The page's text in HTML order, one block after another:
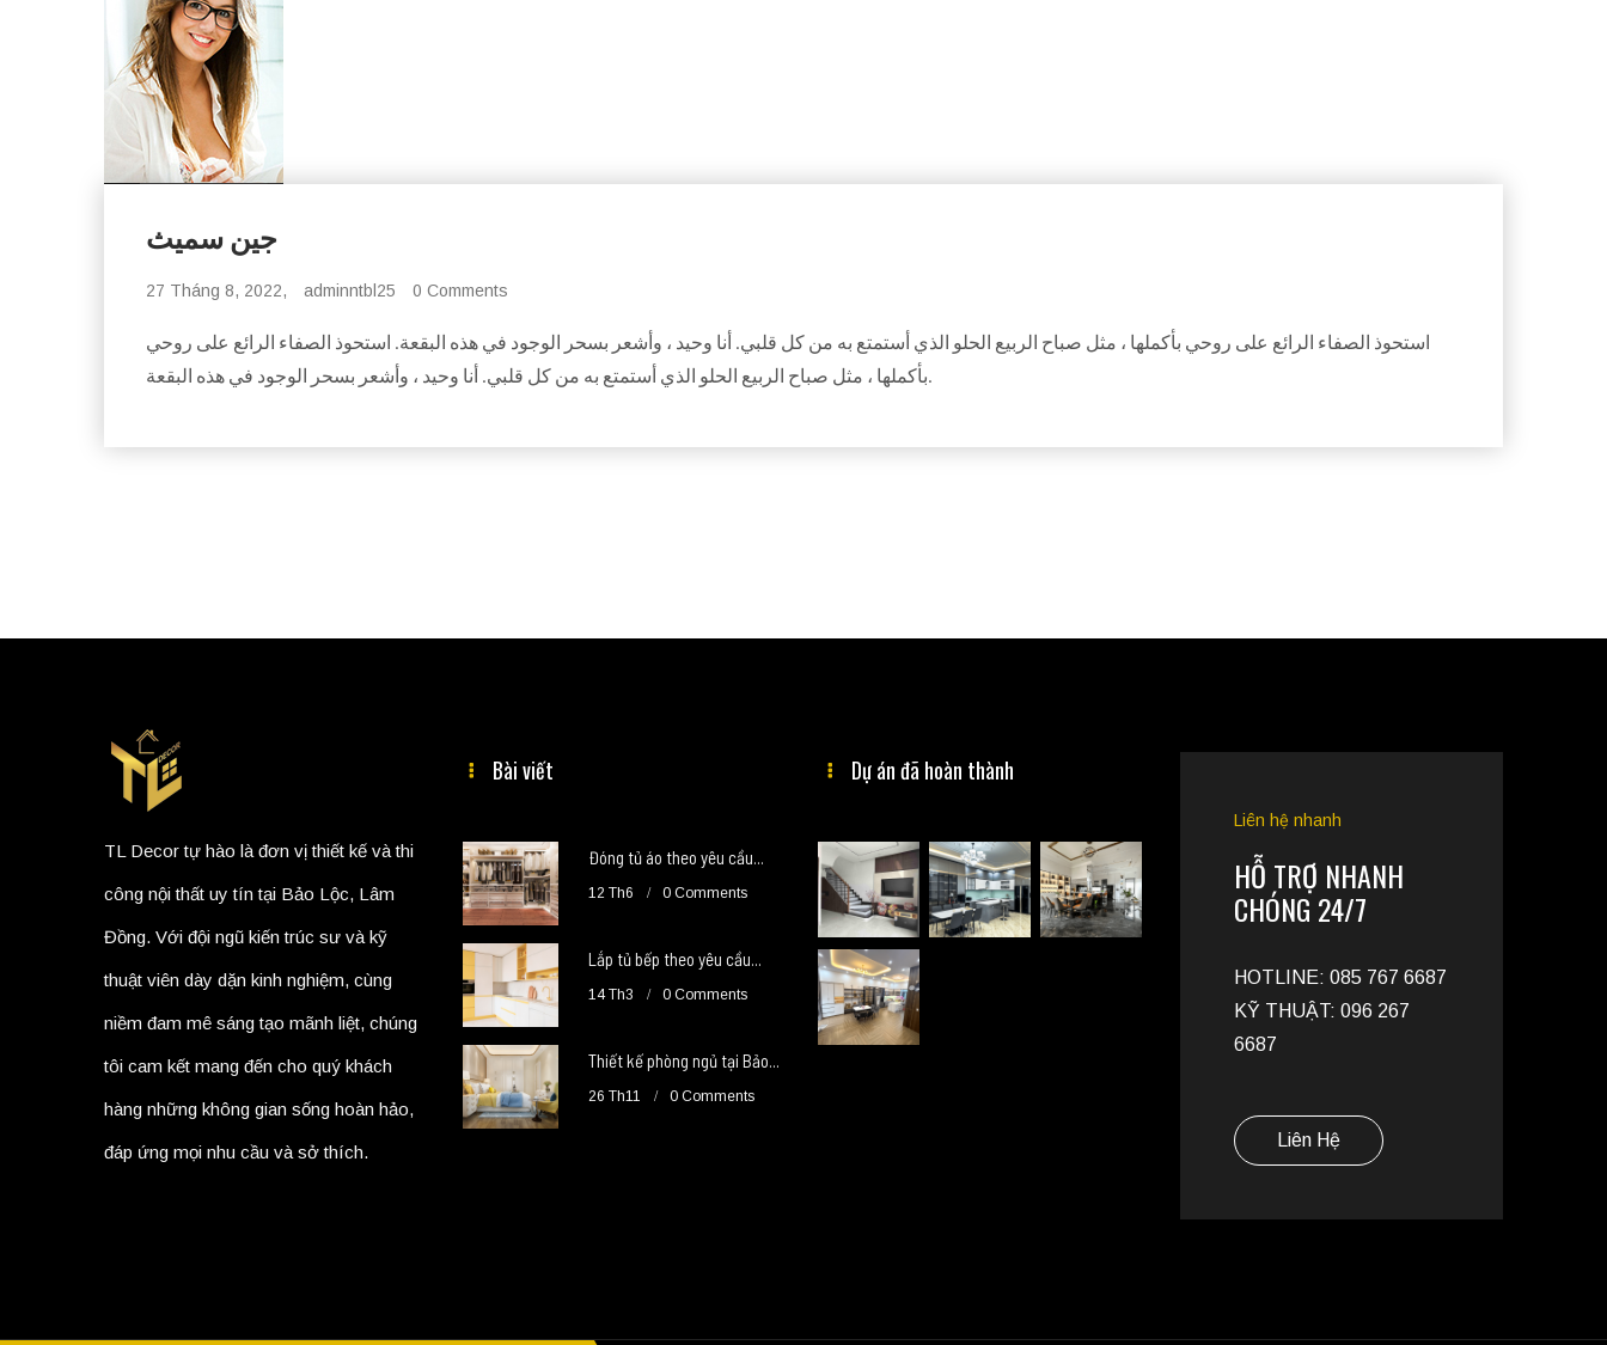
جين سميث
27 Tháng 8, 2022, adminntbl25 0 Comments
استحوذ الصفاء الرائع على روحي بأكملها ، مثل صباح الربيع الحلو الذي أستمتع به من كل قلبي. أنا وحيد ، وأشعر بسحر الوجود في هذه البقعة. استحوذ الصفاء الرائع على روحي
بأكملها ، مثل صباح الربيع الحلو الذي أستمتع به من كل قلبي. أنا وحيد ، وأشعر بسحر الوجود في هذه البقعة.
TL Decor tự hào là đơn vị thiết kế và thi
công nội thất uy tín tại Bảo Lộc, Lâm
Đồng. Với đội ngũ kiến trúc sư và kỹ
thuật viên dày dặn kinh nghiệm, cùng
niềm đam mê sáng tạo mãnh liệt, chúng
tôi cam kết mang đến cho quý khách
hàng những không gian sống hoàn hảo,
đáp ứng mọi nhu cầu và sở thích.
Bài viết
Đóng tủ áo theo yêu cầu...
12 Th6 0 Comments
Lắp tủ bếp theo yêu cầu...
14 Th3 0 Comments
Thiết kế phòng ngủ tại Bảo...
26 Th11 0 Comments
Dự án đã hoàn thành
Liên hệ nhanh
HỖ TRỢ NHANH
CHÓNG 24/7
HOTLINE: 085 767 6687
KỸ THUẬT: 096 267
6687
Liên Hệ